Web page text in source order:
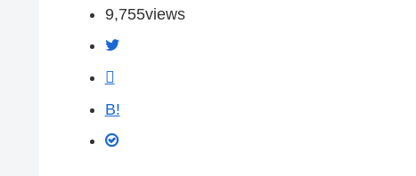
9,755views
B!